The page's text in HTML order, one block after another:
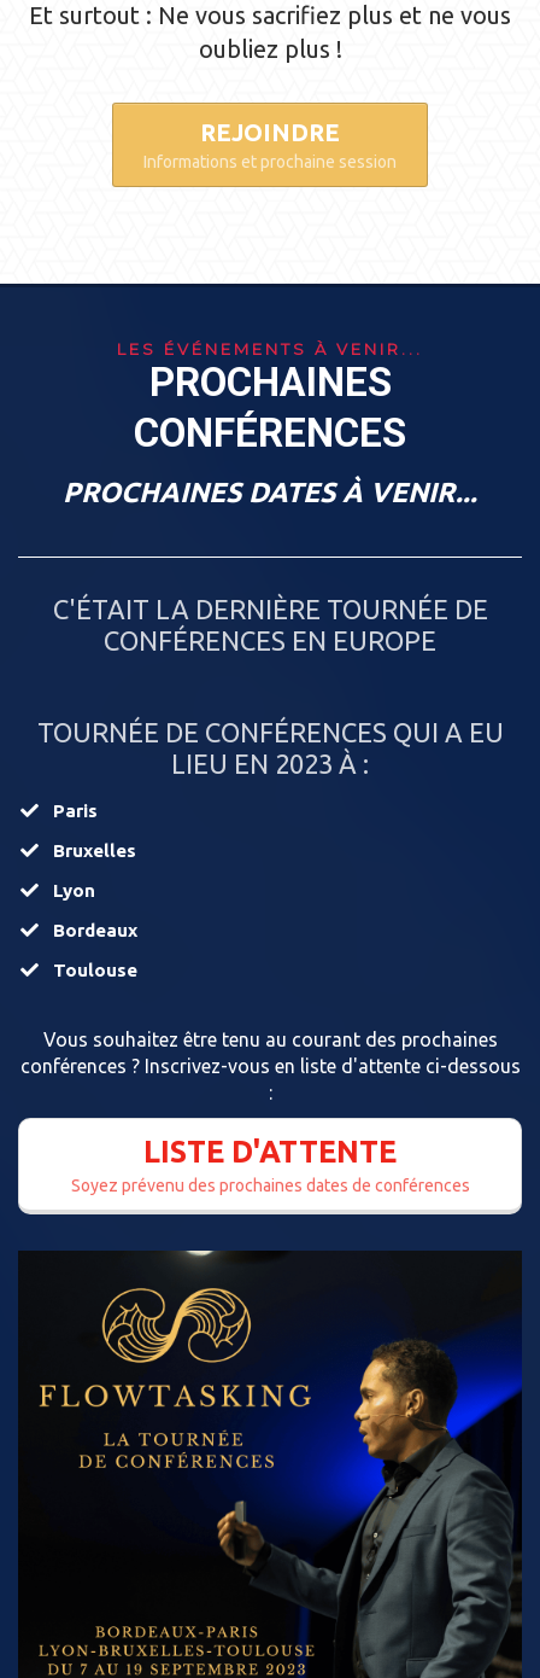
Et surtout : Ne vous sacrifiez plus et ne vous
oubliez plus !
REJOINDRE
Informations et prochaine session
LES ÉVÉNEMENTS À VENIR...
PROCHAINES
CONFÉRENCES
PROCHAINES DATES À VENIR...
C'ÉTAIT LA DERNIÈRE TOURNÉE DE
CONFÉRENCES EN EUROPE
TOURNÉE DE CONFÉRENCES QUI A EU
LIEU EN 2023 À :
Paris
​Bruxelles
​Lyon
​Bordeaux
​Toulouse
Vous souhaitez être tenu au courant des prochaines
conférences ? Inscrivez-vous en liste d'attente ci-dessous
:
LISTE D'ATTENTE
Soyez prévenu des prochaines dates de conférences